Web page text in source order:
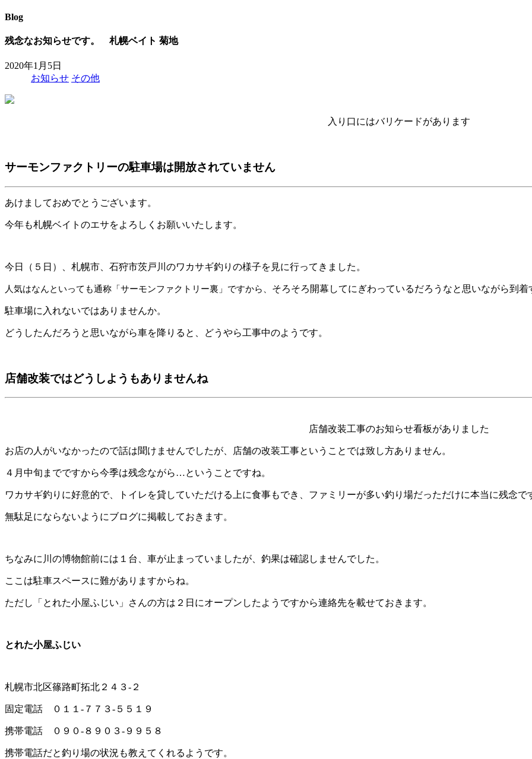
Blog
残念なお知らせです。 札幌ベイト 菊地
2020年1月5日
お知らせ その他
入り口にはバリケードがあります
サーモンファクトリーの駐車場は開放されていません
あけましておめでとうございます。
今年も札幌ベイトのエサをよろしくお願いいたします。
今日（５日）、札幌市、石狩市茨戸川のワカサギ釣りの様子を見に行ってきました。
人気はなんといっても通称「サーモンファクトリー裏」ですから、 そろそろ開幕してにぎわっているだろうなと思いながら到
駐車場に入れないではありませんか。
どうしたんだろうと思いながら車を降りると、どうやら工事中のようです。
店舗改装ではどうしようもありませんね
店舗改装工事のお知らせ看板がありました
お店の人がいなかったので話は聞けませんでしたが、店舗の改装工事ということでは致し方ありません。
４月中旬までですから今季は残念ながら…ということですね。
ワカサギ釣りに好意的で、トイレを貸していただける上に食事もでき、ファミリーが多い釣り場だっただけに本当に残念で
無駄足にならないようにブログに掲載しておきます。
ちなみに川の博物館前には１台、車が止まっていましたが、釣果は確認しませんでした。
ここは駐車スペースに難がありますからね。
ただし「とれた小屋ふじい」さんの方は２日にオープンしたようですから連絡先を載せておきます。
とれた小屋ふじい
札幌市北区篠路町拓北２４３-２
固定電話 ０１１-７７３-５５１９
携帯電話 ０９０-８９０３-９９５８
携帯電話だと釣り場の状況も教えてくれるようです。